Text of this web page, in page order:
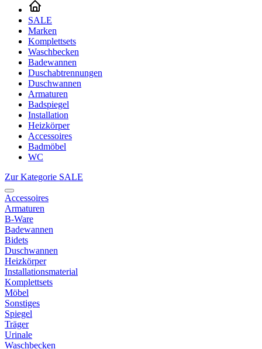
SALE
Marken
Komplettsets
Waschbecken
Badewannen
Duschabtrennungen
Duschwannen
Armaturen
Badspiegel
Installation
Heizkörper
Accessoires
Badmöbel
WC
Zur Kategorie SALE
Accessoires
Armaturen
B-Ware
Badewannen
Bidets
Duschwannen
Heizkörper
Installationsmaterial
Komplettsets
Möbel
Sonstiges
Spiegel
Träger
Urinale
Waschbecken